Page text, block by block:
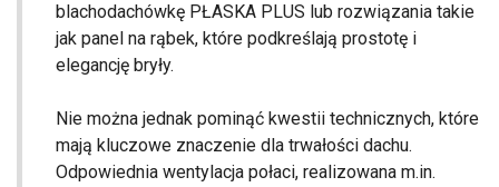
blachodachówkę PŁASKA PLUS lub rozwiązania takie
jak panel na rąbek, które podkreślają prostotę i
elegancję bryły.
Nie można jednak pominąć kwestii technicznych, które
mają kluczowe znaczenie dla trwałości dachu.
Odpowiednia wentylacja połaci, realizowana m.in.